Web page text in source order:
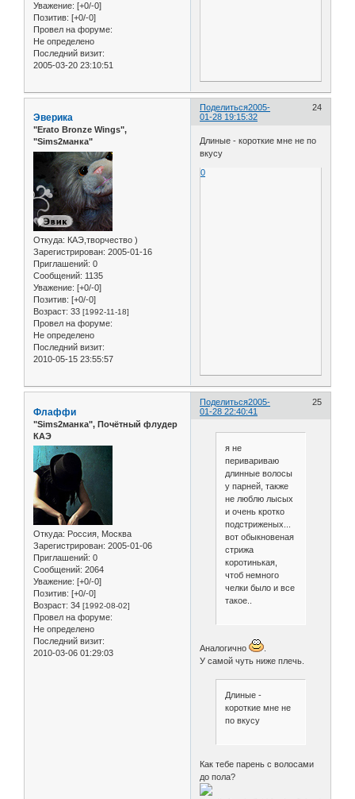
Уважение: [+0/-0]
Позитив: [+0/-0]
Провел на форуме:
Не определено
Последний визит:
2005-03-20 23:10:51
Поделиться 24
2005-
01-28 19:15:32
Эверика
"Erato Bronze Wings",
"Sims2манка"
Откуда: КАЭ,творчество )
Зарегистрирован: 2005-01-16
Приглашений: 0
Сообщений: 1135
Уважение: [+0/-0]
Позитив: [+0/-0]
Возраст: 33 [1992-11-18]
Провел на форуме:
Не определено
Последний визит:
2010-05-15 23:55:57
Длиные - короткие мне не по
вкусу
0
Поделиться 25
2005-
01-28 22:40:41
Флаффи
"Sims2манка", Почётный флудер
КАЭ
Откуда: Россия, Москва
Зарегистрирован: 2005-01-06
Приглашений: 0
Сообщений: 2064
Уважение: [+0/-0]
Позитив: [+0/-0]
Возраст: 34 [1992-08-02]
Провел на форуме:
Не определено
Последний визит:
2010-03-06 01:29:03
я не
перивариваю
длинные волосы
у парней, также
не люблю лысых
и очень кротко
подстриженых...
вот обыкновеная
стрижа
коротинькая,
чтоб немного
челки было и все
такое..
Аналогично
У самой чуть ниже плечь.
Длиные -
короткие мне не
по вкусу
Как тебе парень с волосами
до пола?